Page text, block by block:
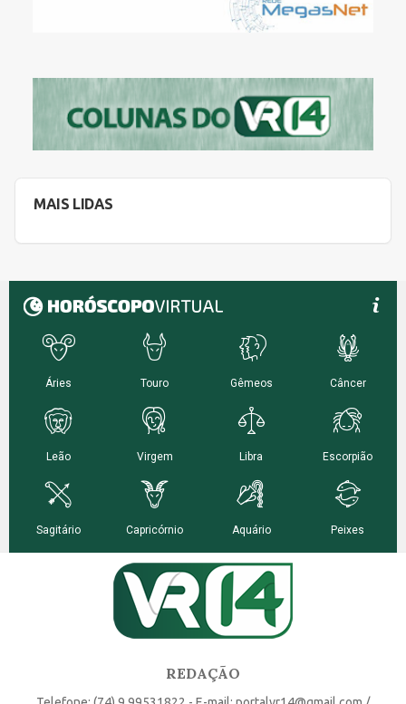
MAIS LIDAS
REDAÇÃO